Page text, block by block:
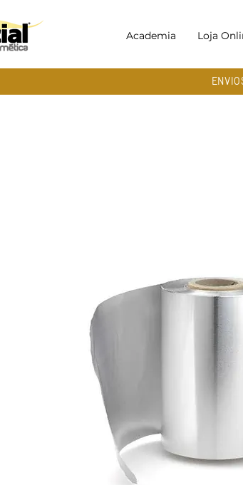
Academia Loja